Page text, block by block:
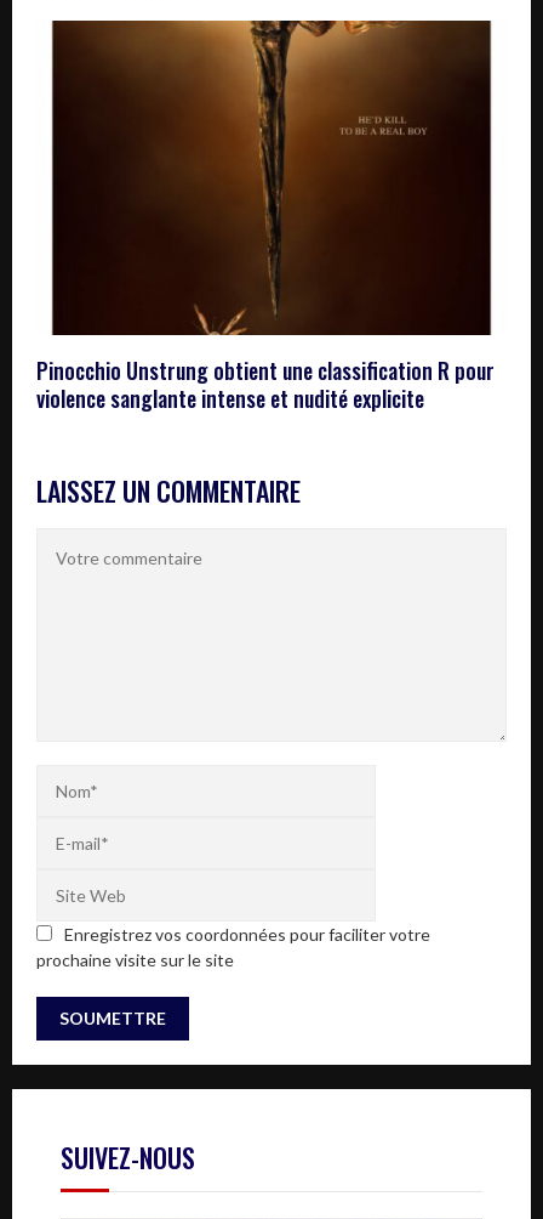
Pinocchio Unstrung obtient une classification R pour
violence sanglante intense et nudité explicite
LAISSEZ UN COMMENTAIRE
Enregistrez vos coordonnées pour faciliter votre
prochaine visite sur le site
SUIVEZ-NOUS